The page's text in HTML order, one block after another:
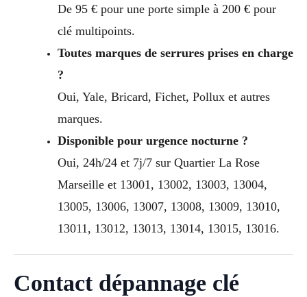
De 95 € pour une porte simple à 200 € pour
clé multipoints.
Toutes marques de serrures prises en charge
?
Oui, Yale, Bricard, Fichet, Pollux et autres
marques.
Disponible pour urgence nocturne ?
Oui, 24h/24 et 7j/7 sur Quartier La Rose
Marseille et 13001, 13002, 13003, 13004,
13005, 13006, 13007, 13008, 13009, 13010,
13011, 13012, 13013, 13014, 13015, 13016.
Contact dépannage clé